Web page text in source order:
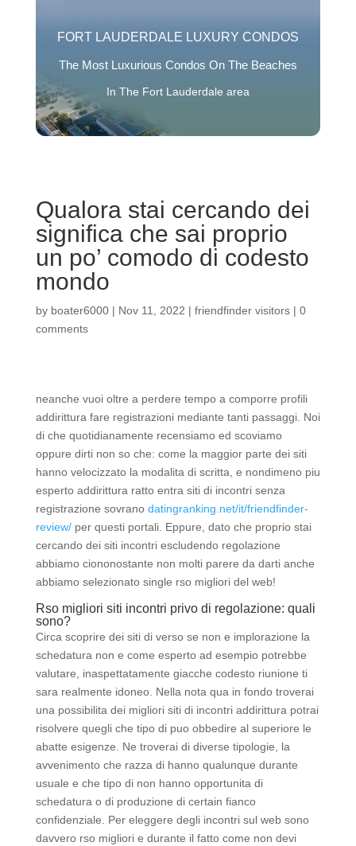
FORT LAUDERDALE LUXURY CONDOS
The Most Luxurious Condos On The Beaches
In The Fort Lauderdale area
Qualora stai cercando dei
significa che sai proprio
un po’ comodo di codesto
mondo
by boater6000| Nov 11, 2022 | friendfinder visitors| 0
comments
neanche vuoi oltre a perdere tempo a comporre profili
addirittura fare registrazioni mediante tanti passaggi. Noi
di che quotidianamente recensiamo ed scoviamo
oppure dirti non so che: come la maggior parte dei siti
hanno velocizzato la modalita di scritta, e nondimeno piu
esperto addirittura ratto entra siti di incontri senza
registrazione sovrano datingranking.net/it/friendfinder-
review/per questi portali. Eppure, dato che proprio stai
cercando dei siti incontri escludendo regolazione
abbiamo ciononostante non molti parere da darti anche
abbiamo selezionato single rso migliori del web!
Rso migliori siti incontri privo di regolazione: quali
sono?
Circa scoprire dei siti di verso se non e implorazione la
schedatura non e come esperto ad esempio potrebbe
valutare, inaspettatamente giacche codesto riunione ti
sara realmente idoneo. Nella nota qua in fondo troverai
una possibilita dei migliori siti di incontri addirittura potrai
risolvere quegli che tipo di puo obbedire al superiore le
abatte esigenze. Ne troverai di diverse tipologie, la
avvenimento che razza di hanno qualunque durante
usuale e che tipo di non hanno opportunita di
schedatura o di produzione di certain fianco
confidenziale. Per eleggere degli incontri sul web sono
davvero rso migliori e durante il fatto come non devi